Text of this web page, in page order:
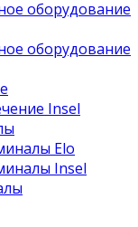
оборудование
оборудование
Insel
Elo
Insel